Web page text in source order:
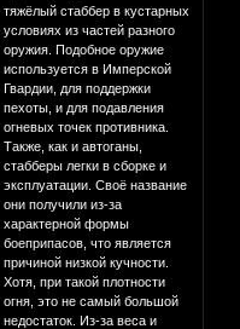
тяжёлый стаббер в кустарных
условиях из частей разного
оружия. Подобное оружие
используется в Имперской
Гвардии, для поддержки
пехоты, и для подавления
огневых точек противника.
Также, как и автоганы,
стабберы легки в сборке и
эксплуатации. Своё название
они получили из-за
характерной формы
боеприпасов, что является
причиной низкой кучности.
Хотя, при такой плотности
огня, это не самый большой
недостаток. Из-за веса и